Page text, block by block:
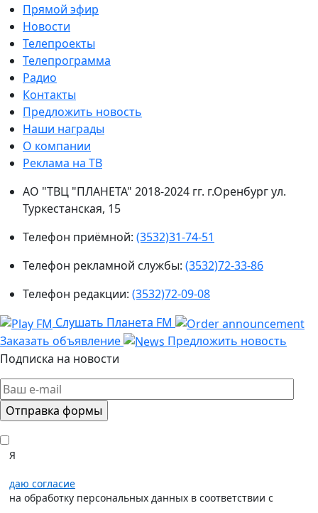
Прямой эфир
Новости
Телепроекты
Телепрограмма
Радио
Контакты
Предложить новость
Наши награды
О компании
Реклама на ТВ
АО "ТВЦ "ПЛАНЕТА" 2018-2024 гг. г.Оренбург ул.
Туркестанская, 15
Телефон приёмной: (3532)31-74-51
Телефон рекламной службы: (3532)72-33-86
Телефон редакции: (3532)72-09-08
Слушать Планета FM
Заказать объявление
Предложить новость
Подписка на новости
Я
даю согласие
на обработку персональных данных в соответствии с